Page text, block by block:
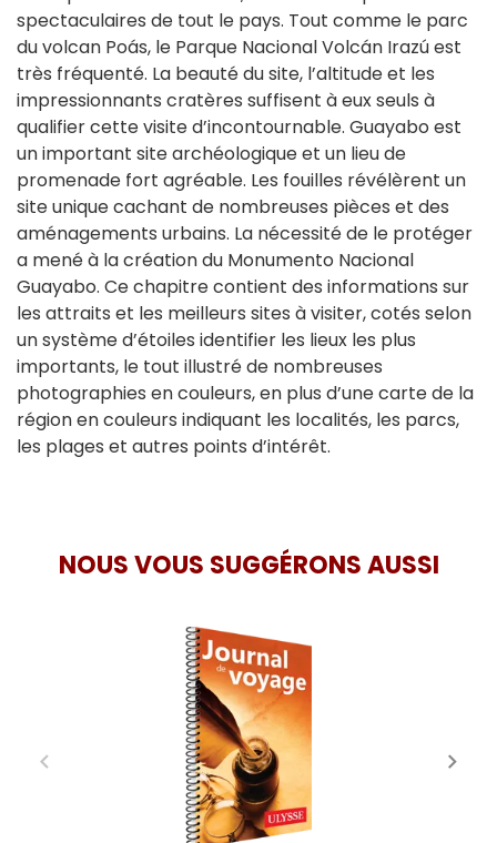
spectaculaires de tout le pays. Tout comme le parc
du volcan Poás, le Parque Nacional Volcán Irazú est
très fréquenté. La beauté du site, l’altitude et les
impressionnants cratères suffisent à eux seuls à
qualifier cette visite d’incontournable. Guayabo est
un important site archéologique et un lieu de
promenade fort agréable. Les fouilles révélèrent un
site unique cachant de nombreuses pièces et des
aménagements urbains. La nécessité de le protéger
a mené à la création du Monumento Nacional
Guayabo. Ce chapitre contient des informations sur
les attraits et les meilleurs sites à visiter, cotés selon
un système d’étoiles identifier les lieux les plus
importants, le tout illustré de nombreuses
photographies en couleurs, en plus d’une carte de la
région en couleurs indiquant les localités, les parcs,
les plages et autres points d’intérêt.
NOUS VOUS SUGGÉRONS AUSSI